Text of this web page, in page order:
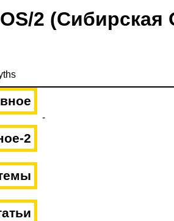
2 (Сибирская
2
-